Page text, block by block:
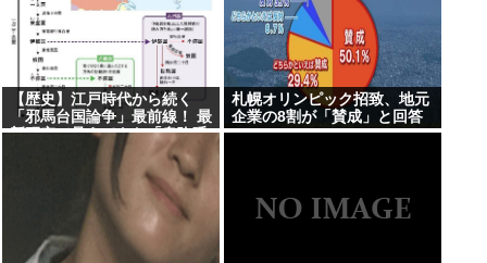
【歴史】江戸時代から続く
「邪馬台国論争」最前線！ 最
新研究で見えてきた「卑弥呼
の国」の有力説
札幌オリンピック招致、地元
企業の8割が「賛成」と回答